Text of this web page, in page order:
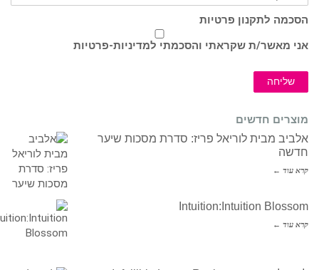
הסכמה לתקנון פרטיות
אני מאשר/ת שקראתי והסכמתי למדיניות-פרטיות
שליחה
מוצרים חדשים
אלביב מבית לוריאל פריז: סדרת מסכות שיער
חדשה
קרא עוד ←
Intuition:Intuition Blossom
קרא עוד ←